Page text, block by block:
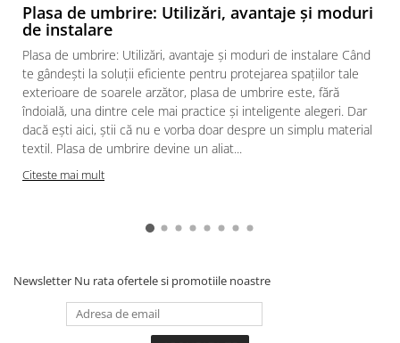
Unelte si scule de mana
Organizare si depozitare scule
Lize si carucioare
Prevenirea si stingerea incendiilor
Coliere
Hidranti exteriori
Hidranti interiori
Sprinklere
Plasa de umbrire: Utilizări, avantaje și moduri
de instalare
Plasa de umbrire: Utilizări, avantaje și moduri de instalare Când
te gândești la soluții eficiente pentru protejarea spațiilor tale
exterioare de soarele arzător, plasa de umbrire este, fără
îndoială, una dintre cele mai practice și inteligente alegeri. Dar
dacă ești aici, știi că nu e vorba doar despre un simplu material
textil. Plasa de umbrire devine un aliat...
Citeste mai mult
Newsletter Nu rata ofertele si promotiile noastre